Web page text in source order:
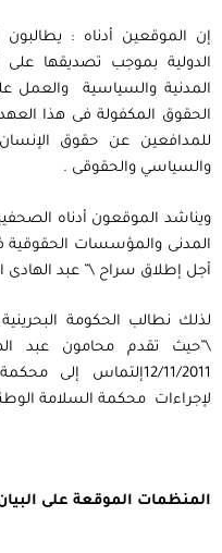
إن الموقعين أدناه : يطالبون
الدولية بموجب تصديقها على
المدنية والسياسية والعمل
الحقوق المكفولة فى هذا العهد
للمدافعين عن حقوق الإنسان
والسياسي والحقوقى .
ويناشد الموقعون أدناه
المدنى والمؤسسات الحقوقية
أجل إطلاق سراح \” عبد الهادى
لذلك نطالب الحكومة
\”حيث تقدم محامون عبد
12/11/2011إلتماس إلى
لإجراءات محكمة السلامة
المنظمات الموقعة على